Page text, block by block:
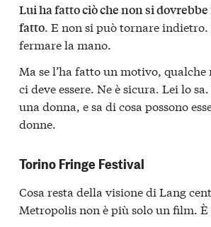
Lui ha fatto ciò che non si dovrebbe
fatto. E non si può tornare
fermare la mano.
Ma se l’ha fatto un motivo,
ci deve essere. Ne è sicura. Lei lo
una donna, e sa di cosa possono
donne.
Torino Fringe Festival
Cosa resta della visione di Lang
Metropolis non è più solo un film.